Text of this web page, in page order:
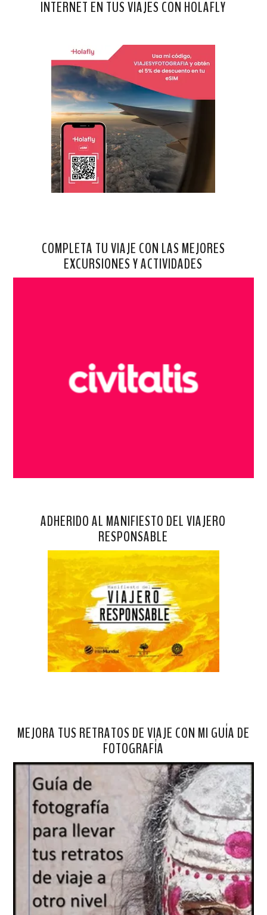
INTERNET EN TUS VIAJES CON HOLAFLY
COMPLETA TU VIAJE CON LAS MEJORES
EXCURSIONES Y ACTIVIDADES
ADHERIDO AL MANIFIESTO DEL VIAJERO
RESPONSABLE
MEJORA TUS RETRATOS DE VIAJE CON MI GUÍA DE
FOTOGRAFÍA